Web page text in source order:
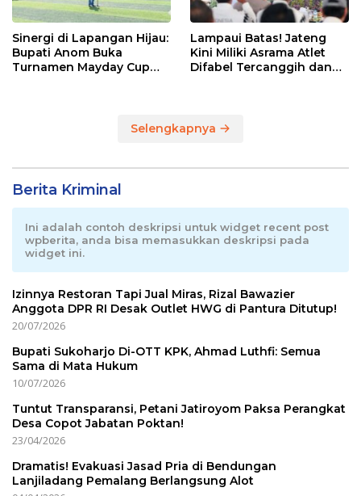
Sinergi di Lapangan Hijau:
Bupati Anom Buka
Turnamen Mayday Cup
Lampaui Batas! Jateng
Kini Miliki Asrama Atlet
Difabel Tercanggih dan
Selengkapnya
Berita Kriminal
Ini adalah contoh deskripsi untuk widget recent post
wpberita, anda bisa memasukkan deskripsi pada
widget ini.
Izinnya Restoran Tapi Jual Miras, Rizal Bawazier
Anggota DPR RI Desak Outlet HWG di Pantura Ditutup!
20/07/2026
Bupati Sukoharjo Di-OTT KPK, Ahmad Luthfi: Semua
Sama di Mata Hukum
10/07/2026
Tuntut Transparansi, Petani Jatiroyom Paksa Perangkat
Desa Copot Jabatan Poktan!
23/04/2026
Dramatis! Evakuasi Jasad Pria di Bendungan
Lanjiladang Pemalang Berlangsung Alot